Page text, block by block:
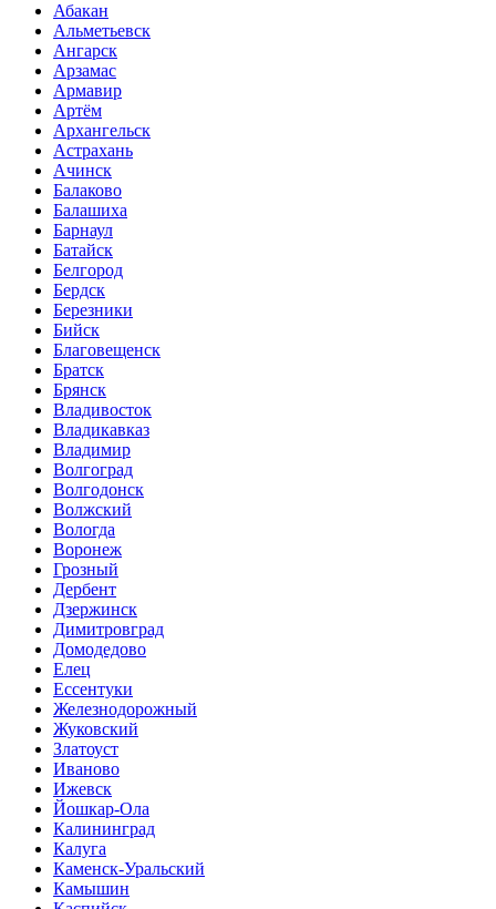
Абакан
Альметьевск
Ангарск
Арзамас
Армавир
Артём
Архангельск
Астрахань
Ачинск
Балаково
Балашиха
Барнаул
Батайск
Белгород
Бердск
Березники
Бийск
Благовещенск
Братск
Брянск
Владивосток
Владикавказ
Владимир
Волгоград
Волгодонск
Волжский
Вологда
Воронеж
Грозный
Дербент
Дзержинск
Димитровград
Домодедово
Елец
Ессентуки
Железнодорожный
Жуковский
Златоуст
Иваново
Ижевск
Йошкар-Ола
Калининград
Калуга
Каменск-Уральский
Камышин